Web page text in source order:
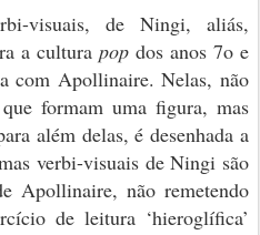
visuais, de Ningi, aliás,
a cultura pop dos anos 7o e
com Apollinaire. Nelas, não
formam uma figura, mas
além delas, é desenhada a
verbi-visuais de Ningi são
Apollinaire, não remetendo
de leitura ‘hieroglífica’